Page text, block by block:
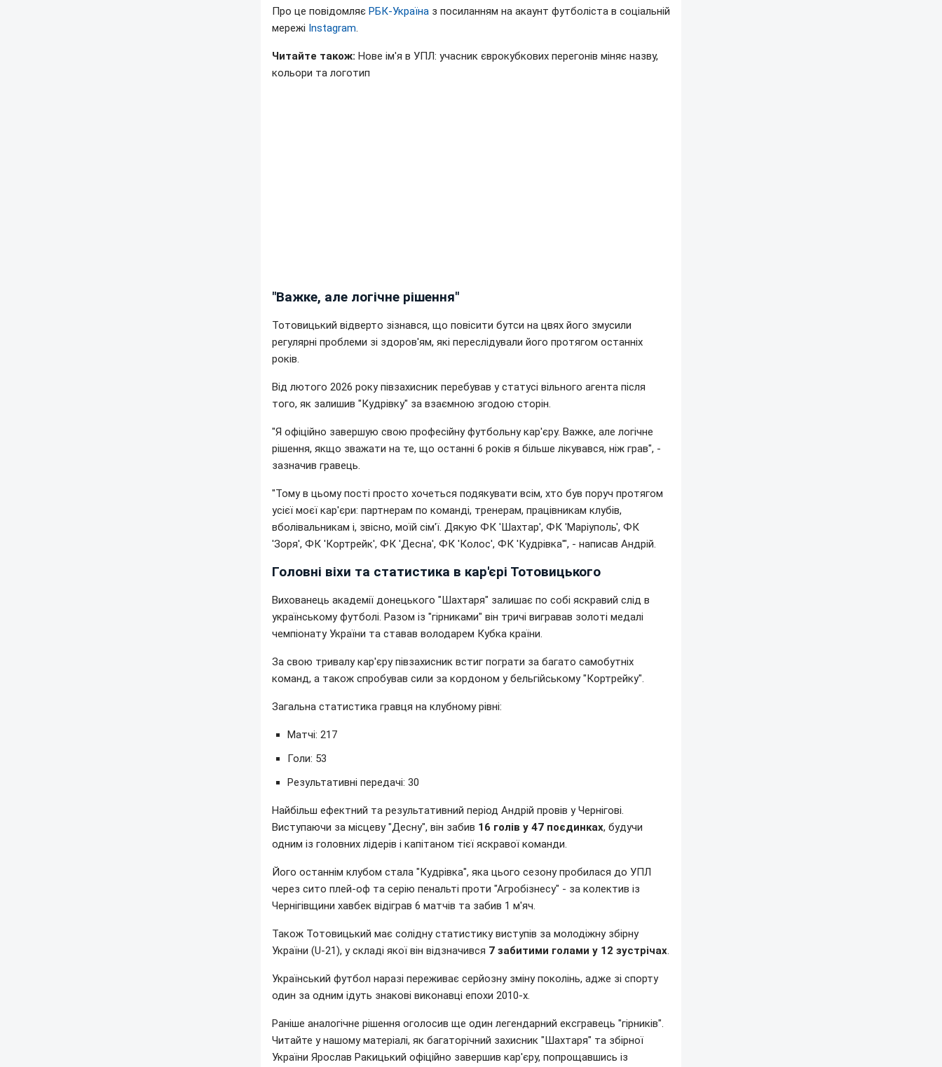
Про це повідомляє РБК-Україна з посиланням на акаунт футболіста в соціальній
мережі Instagram.
Читайте також: Нове ім'я в УПЛ: учасник єврокубкових перегонів міняє назву,
кольори та логотип
"Важке, але логічне рішення"
Тотовицький відверто зізнався, що повісити бутси на цвях його змусили
регулярні проблеми зі здоров'ям, які переслідували його протягом останніх
років.
Від лютого 2026 року півзахисник перебував у статусі вільного агента після
того, як залишив "Кудрівку" за взаємною згодою сторін.
"Я офіційно завершую свою професійну футбольну кар'єру. Важке, але логічне
рішення, якщо зважати на те, що останні 6 років я більше лікувався, ніж грав", -
зазначив гравець.
"Тому в цьому пості просто хочеться подякувати всім, хто був поруч протягом
усієї моєї кар'єри: партнерам по команді, тренерам, працівникам клубів,
вболівальникам і, звісно, моїй сім'ї. Дякую ФК 'Шахтар', ФК 'Маріуполь', ФК
'Зоря', ФК 'Кортрейк', ФК 'Десна', ФК 'Колос', ФК 'Кудрівка'", - написав Андрій.
Головні віхи та статистика в кар'єрі Тотовицького
Вихованець академії донецького "Шахтаря" залишає по собі яскравий слід в
українському футболі. Разом із "гірниками" він тричі вигравав золоті медалі
чемпіонату України та ставав володарем Кубка країни.
За свою тривалу кар'єру півзахисник встиг пограти за багато самобутніх
команд, а також спробував сили за кордоном у бельгійському "Кортрейку".
Загальна статистика гравця на клубному рівні:
Матчі: 217
Голи: 53
Результативні передачі: 30
Найбільш ефектний та результативний період Андрій провів у Чернігові.
Виступаючи за місцеву "Десну", він забив 16 голів у 47 поєдинках, будучи
одним із головних лідерів і капітаном тієї яскравої команди.
Його останнім клубом стала "Кудрівка", яка цього сезону пробилася до УПЛ
через сито плей-оф та серію пенальті проти "Агробізнесу" - за колектив із
Чернігівщини хавбек відіграв 6 матчів та забив 1 м'яч.
Також Тотовицький має солідну статистику виступів за молодіжну збірну
України (U-21), у складі якої він відзначився 7 забитими голами у 12 зустрічах.
Український футбол наразі переживає серйозну зміну поколінь, адже зі спорту
один за одним ідуть знакові виконавці епохи 2010-х.
Раніше аналогічне рішення оголосив ще один легендарний ексгравець "гірників".
Читайте у нашому матеріалі, як багаторічний захисник "Шахтаря" та збірної
України Ярослав Ракицький офіційно завершив кар'єру, попрощавшись із